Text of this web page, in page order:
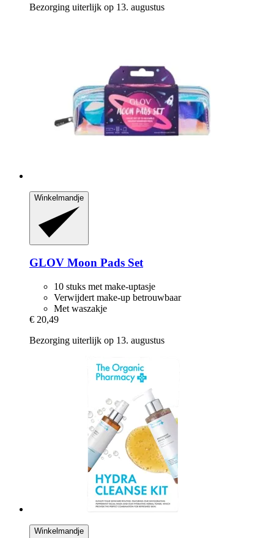
Bezorging uiterlijk op 13. augustus
Winkelmandje
GLOV Moon Pads Set
10 stuks met make-uptasje
Verwijdert make-up betrouwbaar
Met waszakje
€ 20,49
Bezorging uiterlijk op 13. augustus
Winkelmandje